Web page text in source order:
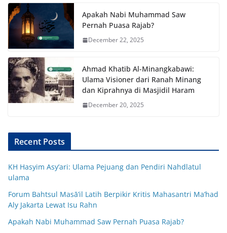
Apakah Nabi Muhammad Saw
Pernah Puasa Rajab?
December 22, 2025
Ahmad Khatib Al-Minangkabawi:
Ulama Visioner dari Ranah Minang
dan Kiprahnya di Masjidil Haram
December 20, 2025
Recent Posts
KH Hasyim Asy’ari: Ulama Pejuang dan Pendiri Nahdlatul
ulama
Forum Bahtsul Masā’il Latih Berpikir Kritis Mahasantri Ma’had
Aly Jakarta Lewat Isu Rahn
Apakah Nabi Muhammad Saw Pernah Puasa Rajab?